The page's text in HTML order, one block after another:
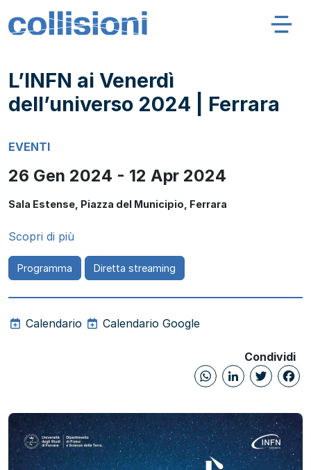
Salta al contenuto
Navigazione principale
L’INFN ai Venerdì
dell’universo 2024 | Ferrara
EVENTI
26 Gen 2024 - 12 Apr 2024
Sala Estense, Piazza del Municipio, Ferrara
Scopri di più
Programma Diretta streaming
Calendario Calendario Google
Condividi